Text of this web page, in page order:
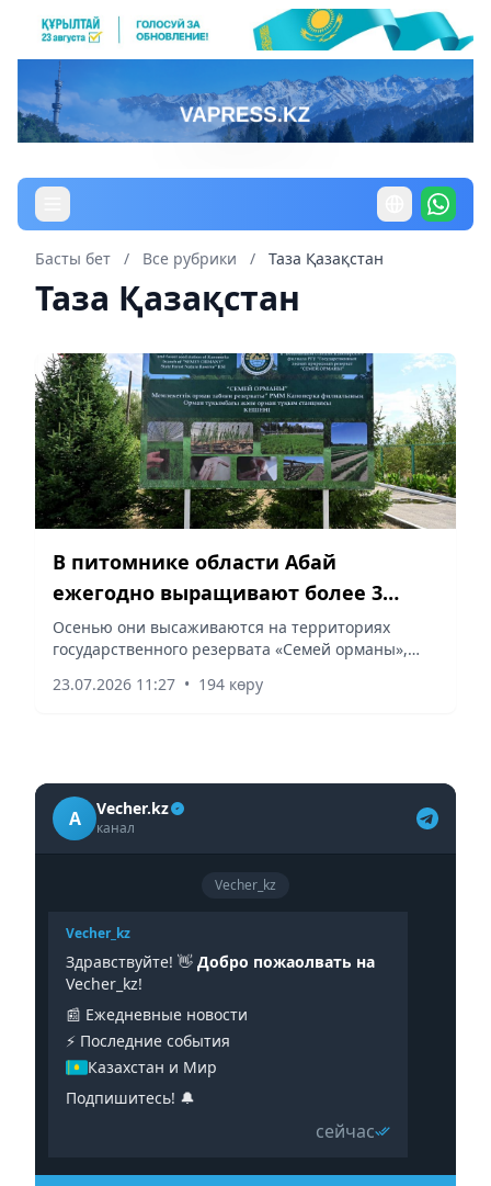
Басты бет / Все рубрики / Таза Қазақстан
Таза Қазақстан
В питомнике области Абай
ежегодно выращивают более 3
миллионов саженцев сосны
Осенью они высаживаются на территориях
государственного резервата «Семей орманы»,
23.07.2026 11:27 • 194 көру
A Vecher.kz
канал
Vecher_kz
Vecher_kz
Здравствуйте! 👋 Добро пожаолвать на
Vecher_kz!
📰 Ежедневные новости
⚡️ Последние события
Казахстан и Мир
Подпишитесь! 🔔
сейчас